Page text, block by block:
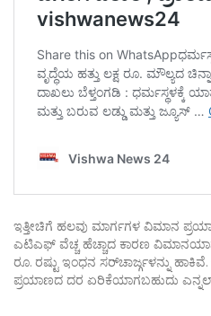
ಇತ್ತೀಚಿಗೆ ಹಲವು ಮಾರ್ಗಗಳ ವಿಮಾನ
ಎಟಿಎಫ್ ವೆಚ್ಚ ಹೆಚ್ಚಾದ ಕಾರಣ
ರೂ. ರಷ್ಟು ಇಂಧನ ಸರ್‌ಚಾರ್ಜ್ಗಳನ್ನು ಹಾಕಿವೆ.
ಪ್ರಯಾಣದ ದರ ಏರಿಕೆಯಾಗಬಹುದು